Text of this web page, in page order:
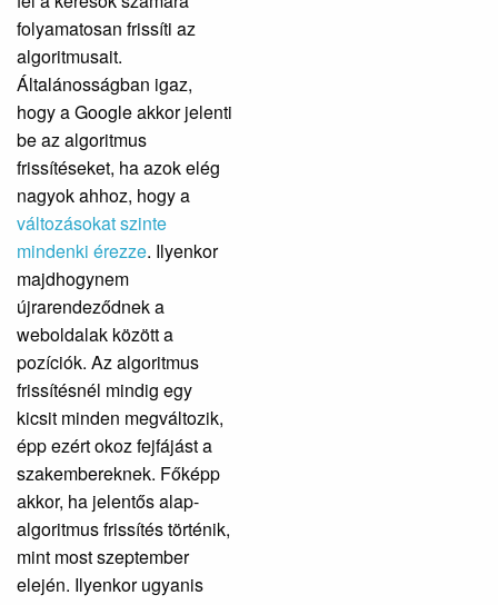
folyamatosan frissíti az
algoritmusait.
Általánosságban igaz,
hogy a Google akkor jelenti
be az algoritmus
frissítéseket, ha azok elég
nagyok ahhoz, hogy a
változásokat szinte
mindenki érezze. Ilyenkor
majdhogynem
újrarendeződnek a
weboldalak között a
pozíciók. Az algoritmus
frissítésnél mindig egy
kicsit minden megváltozik,
épp ezért okoz fejfájást a
szakembereknek. Főképp
akkor, ha jelentős alap-
algoritmus frissítés történik,
mint most szeptember
elején. Ilyenkor ugyanis